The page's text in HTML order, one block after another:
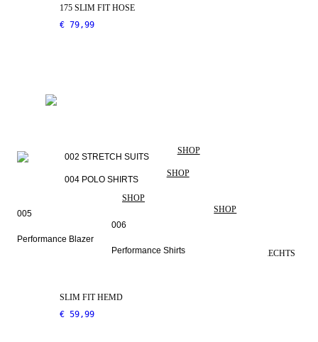
175 SLIM FIT HOSE
€ 79,99
002 STRETCH SUITS
SHOP
004 POLO SHIRTS
SHOP
005
Performance Blazer
SHOP
006
Performance Shirts
SHOP
RECHTS
SLIM FIT HEMD
€ 59,99